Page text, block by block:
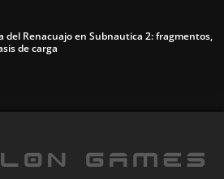
del Renacuajo en Subnautica 2: fragmentos,
de carga